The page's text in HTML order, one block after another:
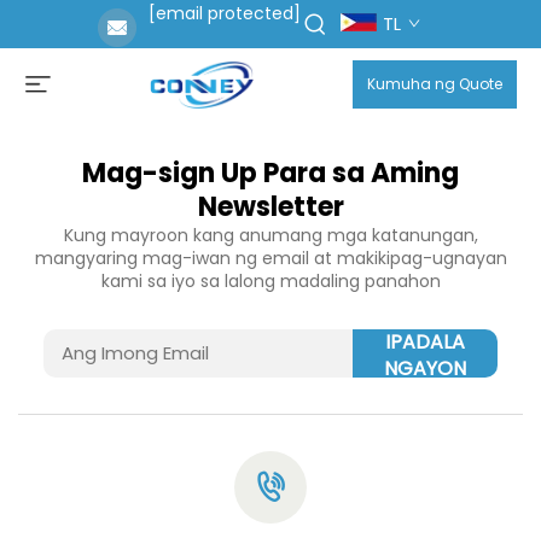
[email protected] TL
Kumuha ng Quote
Mag-sign Up Para sa Aming
Newsletter
Kung mayroon kang anumang mga katanungan,
mangyaring mag-iwan ng email at makikipag-ugnayan
kami sa iyo sa lalong madaling panahon
IPADALA
NGAYON